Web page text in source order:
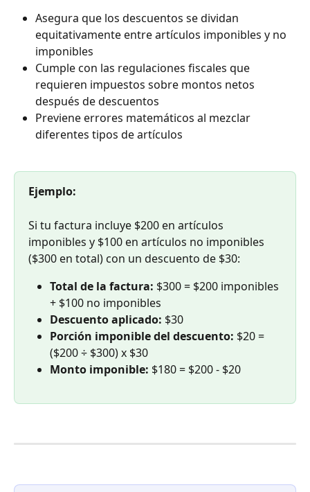
Asegura que los descuentos se dividan
equitativamente entre artículos imponibles y no
imponibles
Cumple con las regulaciones fiscales que
requieren impuestos sobre montos netos
después de descuentos
Previene errores matemáticos al mezclar
diferentes tipos de artículos
Ejemplo:
Si tu factura incluye $200 en artículos
imponibles y $100 en artículos no imponibles
($300 en total) con un descuento de $30:
Total de la factura: $300 = $200 imponibles
+ $100 no imponibles
Descuento aplicado: $30
Porción imponible del descuento: $20 =
($200 ÷ $300) x $30
Monto imponible: $180 = $200 - $20